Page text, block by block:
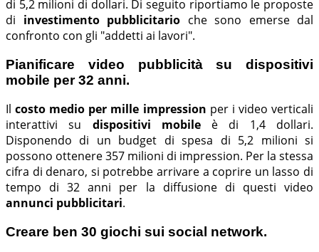
di 5,2 milioni di dollari. Di seguito riportiamo le proposte
di investimento pubblicitario che sono emerse dal
confronto con gli "addetti ai lavori".
Pianificare video pubblicità su dispositivi
mobile per 32 anni.
Ilcosto medio per mille impression per i video verticali
interattivi su dispositivi mobileè di 1,4 dollari.
Disponendo di un budget di spesa di 5,2 milioni si
possono ottenere 357 milioni di impression. Per la stessa
cifra di denaro, si potrebbe arrivare a coprire un lasso di
tempo di 32 anni per la diffusione di questi video
annunci pubblicitari.
Creare ben 30 giochi sui social network.